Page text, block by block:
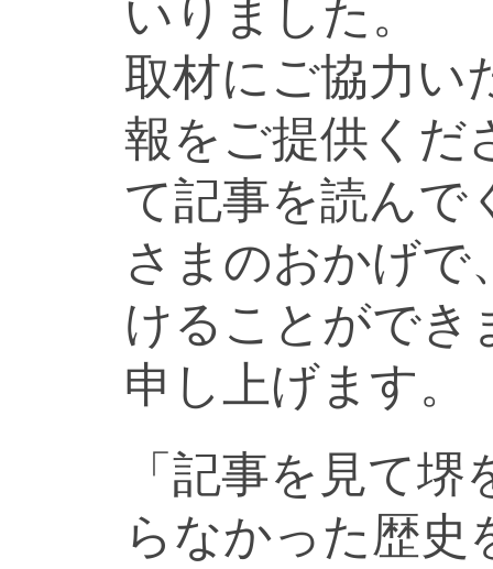
いりました。
取材にご協力い
報をご提供くだ
て記事を読んで
さまのおかげで
けることができ
申し上げます。
「記事を見て
らなかった歴史